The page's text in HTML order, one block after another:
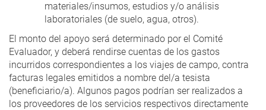
materiales/insumos, estudios y/o análisis
laboratoriales (de suelo, agua, otros).
El monto del apoyo será determinado por el Comité
Evaluador, y deberá rendirse cuentas de los gastos
incurridos correspondientes a los viajes de campo, contra
facturas legales emitidos a nombre del/a tesista
(beneficiario/a). Algunos pagos podrían ser realizados a
los proveedores de los servicios respectivos directamente